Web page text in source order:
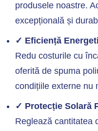
produsele noastre.
excepțională și
✓ Eficiență
Redu costurile cu
oferită de spuma
condițiile externe nu
✓ Protecție Solară
Reglează cantitatea